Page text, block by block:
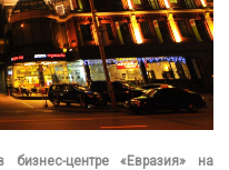
центре «Евразия» на